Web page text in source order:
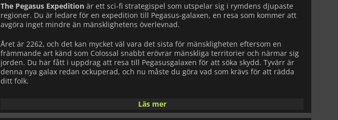
The Pegasus Expedition är ett sci-fi strategispel som utspelar sig i rymdens djupaste
regioner. Du är ledare för en expedition till Pegasus-galaxen, en resa som kommer att
avgöra inget mindre än mänsklighetens överlevnad.
Året är 2262, och det kan mycket väl vara det sista för mänskligheten eftersom en
främmande art känd som Colossal snabbt erövrar mänskliga territorier och närmar sig
jorden. Du har fått i uppdrag att resa till Pegasusgalaxen för att söka skydd. Tyvärr är
denna nya galax redan ockuperad, och nu måste du göra vad som krävs för att rädda
ditt folk.
Spela som en av tre stora fraktioner som försöker erövra nytt territorium: EU:s Zeus Link
Fleet, USA:s 1st Expeditionary Fleet och Daras Combine Al-Musta'mara Fleet. Delta i en
Läs mer